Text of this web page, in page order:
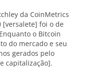
da CoinMetrics
foi o de
o Bitcoin
do mercado e seu
gerados pelo
capitalização].